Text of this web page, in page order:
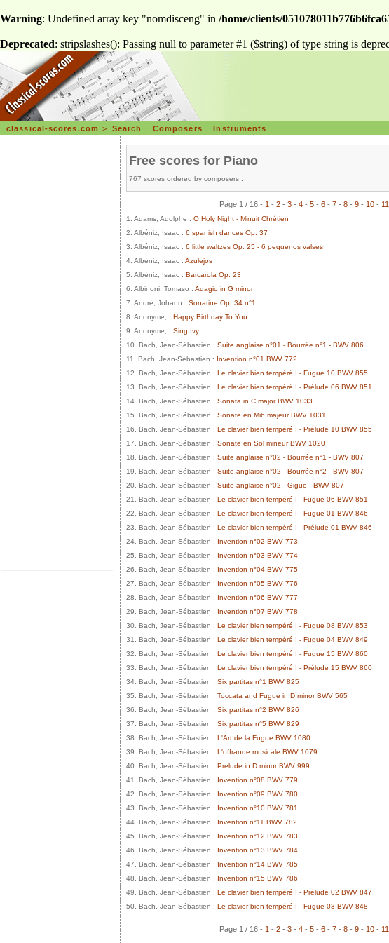
Warning: Undefined array key "nomdisceng" in /home/clients/
Deprecated: stripslashes(): Passing null to parameter #1 ($string) of type string is
classical-scores.com > Search | Composers |Instruments
Free scores for Piano
767 scores ordered by composers :
Page 1 / 16 - 1 - 2 - 3 - 4 - 5 - 6 - 7 - 8 - 9 - 10 - 11
1. Adams, Adolphe : O Holy Night - Minuit Chrétien
2. Albéniz, Isaac : 6 spanish dances Op. 37
3. Albéniz, Isaac : 6 little waltzes Op. 25 - 6 pequenos valses
4. Albéniz, Isaac : Azulejos
5. Albéniz, Isaac : Barcarola Op. 23
6. Albinoni, Tomaso : Adagio in G minor
7. André, Johann : Sonatine Op. 34 n°1
8. Anonyme, : Happy Birthday To You
9. Anonyme, : Sing Ivy
10. Bach, Jean-Sébastien : Suite anglaise n°01 - Bourrée n°1 - BWV 806
11. Bach, Jean-Sébastien : Invention n°01 BWV 772
12. Bach, Jean-Sébastien : Le clavier bien tempéré I - Fugue 10 BWV 855
13. Bach, Jean-Sébastien : Le clavier bien tempéré I - Prélude 06 BWV 851
14. Bach, Jean-Sébastien : Sonata in C major BWV 1033
15. Bach, Jean-Sébastien : Sonate en Mib majeur BWV 1031
16. Bach, Jean-Sébastien : Le clavier bien tempéré I - Prélude 10 BWV 855
17. Bach, Jean-Sébastien : Sonate en Sol mineur BWV 1020
18. Bach, Jean-Sébastien : Suite anglaise n°02 - Bourrée n°1 - BWV 807
19. Bach, Jean-Sébastien : Suite anglaise n°02 - Bourrée n°2 - BWV 807
20. Bach, Jean-Sébastien : Suite anglaise n°02 - Gigue - BWV 807
21. Bach, Jean-Sébastien : Le clavier bien tempéré I - Fugue 06 BWV 851
22. Bach, Jean-Sébastien : Le clavier bien tempéré I - Fugue 01 BWV 846
23. Bach, Jean-Sébastien : Le clavier bien tempéré I - Prélude 01 BWV 846
24. Bach, Jean-Sébastien : Invention n°02 BWV 773
25. Bach, Jean-Sébastien : Invention n°03 BWV 774
26. Bach, Jean-Sébastien : Invention n°04 BWV 775
27. Bach, Jean-Sébastien : Invention n°05 BWV 776
28. Bach, Jean-Sébastien : Invention n°06 BWV 777
29. Bach, Jean-Sébastien : Invention n°07 BWV 778
30. Bach, Jean-Sébastien : Le clavier bien tempéré I - Fugue 08 BWV 853
31. Bach, Jean-Sébastien : Le clavier bien tempéré I - Fugue 04 BWV 849
32. Bach, Jean-Sébastien : Le clavier bien tempéré I - Fugue 15 BWV 860
33. Bach, Jean-Sébastien : Le clavier bien tempéré I - Prélude 15 BWV 860
34. Bach, Jean-Sébastien : Six partitas n°1 BWV 825
35. Bach, Jean-Sébastien : Toccata and Fugue in D minor BWV 565
36. Bach, Jean-Sébastien : Six partitas n°2 BWV 826
37. Bach, Jean-Sébastien : Six partitas n°5 BWV 829
38. Bach, Jean-Sébastien : L'Art de la Fugue BWV 1080
39. Bach, Jean-Sébastien : L'offrande musicale BWV 1079
40. Bach, Jean-Sébastien : Prelude in D minor BWV 999
41. Bach, Jean-Sébastien : Invention n°08 BWV 779
42. Bach, Jean-Sébastien : Invention n°09 BWV 780
43. Bach, Jean-Sébastien : Invention n°10 BWV 781
44. Bach, Jean-Sébastien : Invention n°11 BWV 782
45. Bach, Jean-Sébastien : Invention n°12 BWV 783
46. Bach, Jean-Sébastien : Invention n°13 BWV 784
47. Bach, Jean-Sébastien : Invention n°14 BWV 785
48. Bach, Jean-Sébastien : Invention n°15 BWV 786
49. Bach, Jean-Sébastien : Le clavier bien tempéré I - Prélude 02 BWV 847
50. Bach, Jean-Sébastien : Le clavier bien tempéré I - Fugue 03 BWV 848
Page 1 / 16 - 1 - 2 - 3 - 4 - 5 - 6 - 7 - 8 - 9 - 10 - 11